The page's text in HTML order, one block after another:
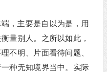
，主要是自以为是，用
量别人。之所以如此，
不明、片面看待问题、
种无知境界当中。实际